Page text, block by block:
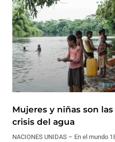
Mujeres y niñas son
crisis del agua
NACIONES UNIDAS – En el mundo